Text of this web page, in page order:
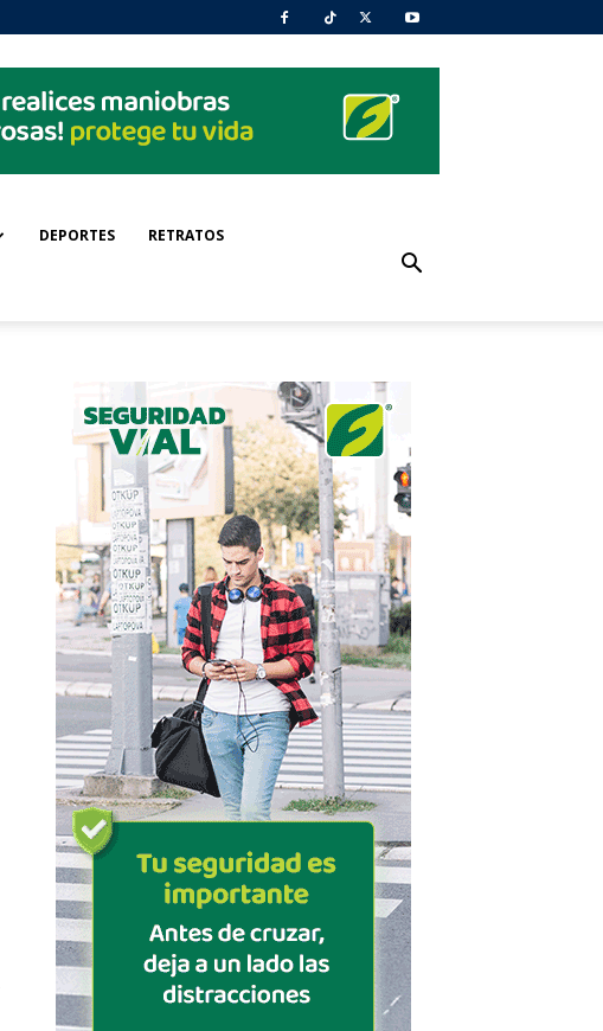
DEPORTES RETRATOS